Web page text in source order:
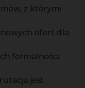
z którymi
ofert dla
formalności
jest